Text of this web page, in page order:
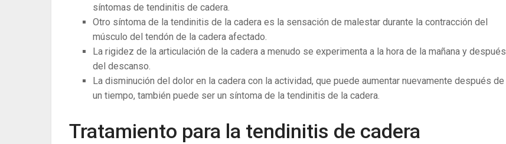
síntomas de tendinitis de cadera.
Otro síntoma de la tendinitis de la cadera es la sensación de malestar durante la contracción del
músculo del tendón de la cadera afectado.
La rigidez de la articulación de la cadera a menudo se experimenta a la hora de la mañana y después
del descanso.
La disminución del dolor en la cadera con la actividad, que puede aumentar nuevamente después de
un tiempo, también puede ser un síntoma de la tendinitis de la cadera.
Tratamiento para la tendinitis de cadera